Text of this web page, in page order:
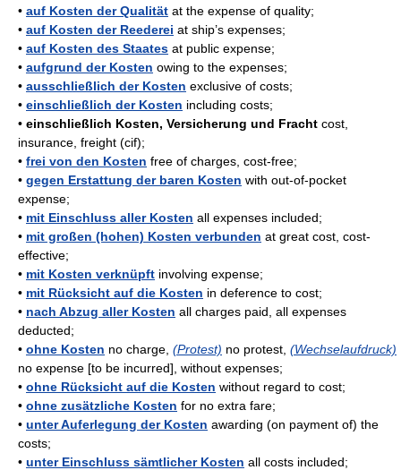
• auf Kosten der Qualität at the expense of quality;
• auf Kosten der Reederei at ship’s expenses;
• auf Kosten des Staates at public expense;
• aufgrund der Kosten owing to the expenses;
• ausschließlich der Kosten exclusive of costs;
• einschließlich der Kosten including costs;
• einschließlich Kosten, Versicherung und Fracht cost,
insurance, freight (cif);
• frei von den Kosten free of charges, cost-free;
• gegen Erstattung der baren Kosten with out-of-pocket
expense;
• mit Einschluss aller Kosten all expenses included;
• mit großen (hohen) Kosten verbunden at great cost, cost-
effective;
• mit Kosten verknüpft involving expense;
• mit Rücksicht auf die Kosten in deference to cost;
• nach Abzug aller Kosten all charges paid, all expenses
deducted;
• ohne Kosten no charge, (Protest) no protest, (Wechselaufdruck)
no expense [to be incurred], without expenses;
• ohne Rücksicht auf die Kosten without regard to cost;
• ohne zusätzliche Kosten for no extra fare;
• unter Auferlegung der Kosten awarding (on payment of) the
costs;
• unter Einschluss sämtlicher Kosten all costs included;